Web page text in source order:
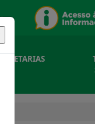
SECRETARIAS